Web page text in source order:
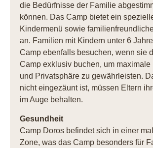
die Bedürfnisse der Familie
können. Das Camp bietet ein
Kindermenü sowie
an. Familien mit Kindern unter 6
Camp ebenfalls besuchen, wenn sie
Camp exklusiv buchen, um
und Privatsphäre zu gewährleisten.
nicht eingezäunt ist, müssen Eltern
im Auge behalten.
Gesundheit
Camp Doros befindet sich in einer
Zone, was das Camp besonders für